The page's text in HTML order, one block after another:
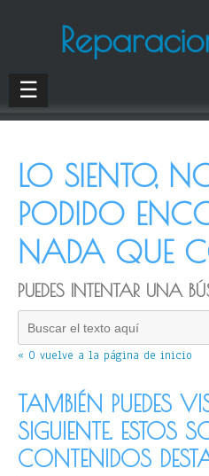
☰
LO SIENTO,
PODIDO
NADA QUE
PUEDES INTENTAR UNA
« O vuelve a la página de inicio
TAMBIÉN PUEDES
SIGUIENTE. ESTOS
CONTENIDOS